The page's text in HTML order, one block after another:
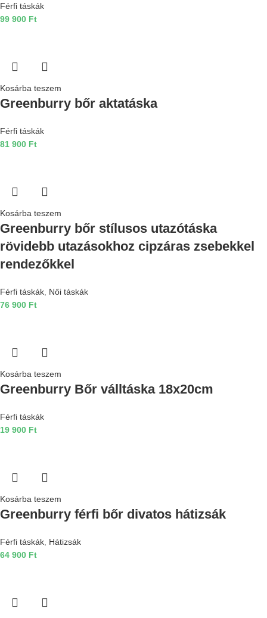
Férfi táskák
99 900 Ft
Kosárba teszem
Greenburry bőr aktatáska
Férfi táskák
81 900 Ft
Kosárba teszem
Greenburry bőr stílusos utazótáska
rövidebb utazásokhoz cipzáras zsebekkel
rendezőkkel
Férfi táskák Női táskák
76 900 Ft
Kosárba teszem
Greenburry Bőr válltáska 18x20cm
Férfi táskák
19 900 Ft
Kosárba teszem
Greenburry férfi bőr divatos hátizsák
Férfi táskák Hátizsák
64 900 Ft